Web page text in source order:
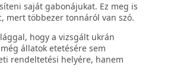
saját gabonájukat. Ez meg is
mert többezer tonnáról van szó.
hogy a vizsgált ukrán
állatok etetésére sem
rendeltetési helyére, hanem